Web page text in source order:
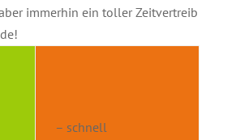
immerhin ein toller Zeitvertreib
– schnell